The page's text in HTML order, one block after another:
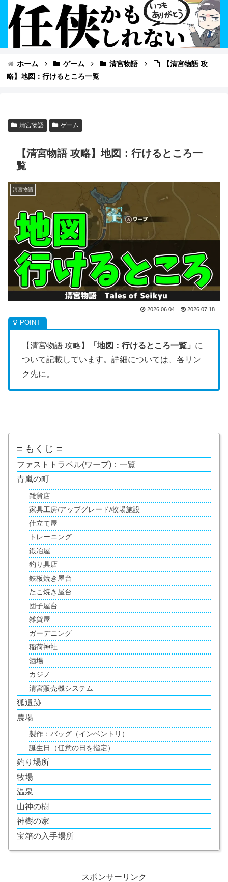
ホーム ゲーム 清宮物語
【清宮物語 攻
略】地図：行けるところ一覧
清宮物語 ゲーム
【清宮物語 攻略】地図：行けるところ一
覧
清宮物語
2026.06.04 2026.07.18
【清宮物語 攻略】 「地図：行けるところ一覧」 に
ついて記載しています。詳細については、各リン
ク先に。
= もくじ =
ファストトラベル(ワープ)：一覧
青嵐の町
雑貨店
家具工房/アップグレード/牧場施設
仕立て屋
トレーニング
鍛冶屋
釣り具店
鉄板焼き屋台
たこ焼き屋台
団子屋台
雑貨屋
ガーデニング
稲荷神社
酒場
カジノ
清宮販売機システム
狐遺跡
農場
製作：バッグ（インベントリ）
誕生日（任意の日を指定）
釣り場所
牧場
温泉
山神の樹
神樹の家
宝箱の入手場所
スポンサーリンク